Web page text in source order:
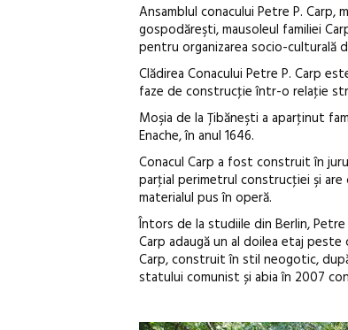
Ansamblul conacului Petre P.
gospodăreşti, mausoleul familiei
pentru organizarea socio-culturală
Clădirea Conacului Petre P. Carp
faze de construcţie într-o relaţie
Moşia de la Ţibăneşti a aparţinut
Enache, în anul 1646.
Conacul Carp a fost construit în
parţial perimetrul construcţiei şi
materialul pus în operă.
Întors de la studiile din Berlin, Petre
Carp adaugă un al doilea etaj
Carp, construit în stil neogotic,
statului comunist și abia în 2007